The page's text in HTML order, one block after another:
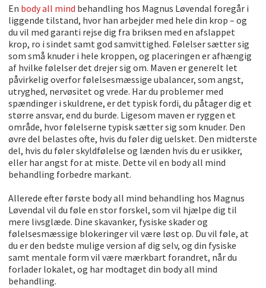
En body all mind behandling hos Magnus Løvendal foregår i
liggende tilstand, hvor han arbejder med hele din krop – og
du vil med garanti rejse dig fra briksen med en afslappet
krop, ro i sindet samt god samvittighed. Følelser sætter sig
som små knuder i hele kroppen, og placeringen er afhængig
af hvilke følelser det drejer sig om. Maven er generelt let
påvirkelig overfor følelsesmæssige ubalancer, som angst,
utryghed, nervøsitet og vrede. Har du problemer med
spændinger i skuldrene, er det typisk fordi, du påtager dig et
større ansvar, end du burde. Ligesom maven er ryggen et
område, hvor følelserne typisk sætter sig som knuder. Den
øvre del belastes ofte, hvis du føler dig uelsket. Den midterste
del, hvis du føler skyldfølelse og lænden hvis du er usikker,
eller har angst for at miste. Dette vil en body all mind
behandling forbedre markant.
Allerede efter første body all mind behandling hos Magnus
Løvendal vil du føle en stor forskel, som vil hjælpe dig til
mere livsglæde. Dine skavanker, fysiske skader og
følelsesmæssige blokeringer vil være løst op. Du vil føle, at
du er den bedste mulige version af dig selv, og din fysiske
samt mentale form vil være mærkbart forandret, når du
forlader lokalet, og har modtaget din body all mind
behandling.